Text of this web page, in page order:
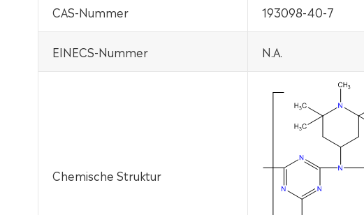
CAS-Nummer 193098-40-7
EINECS-Nummer N.A.
Chemische Struktur